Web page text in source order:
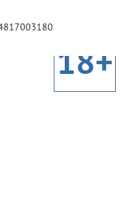
18+